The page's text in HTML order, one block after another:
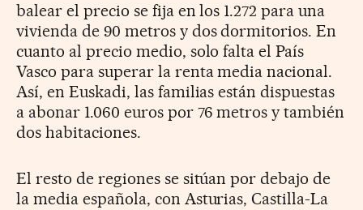
balear el precio se fija en los 1.272 para una
vivienda de 90 metros y dos dormitorios. En
cuanto al precio medio, solo falta el País
Vasco para superar la renta media nacional.
Así, en Euskadi, las familias están dispuestas
a abonar 1.060 euros por 76 metros y también
dos habitaciones.
El resto de regiones se sitúan por debajo de
la media española, con Asturias, Castilla-La